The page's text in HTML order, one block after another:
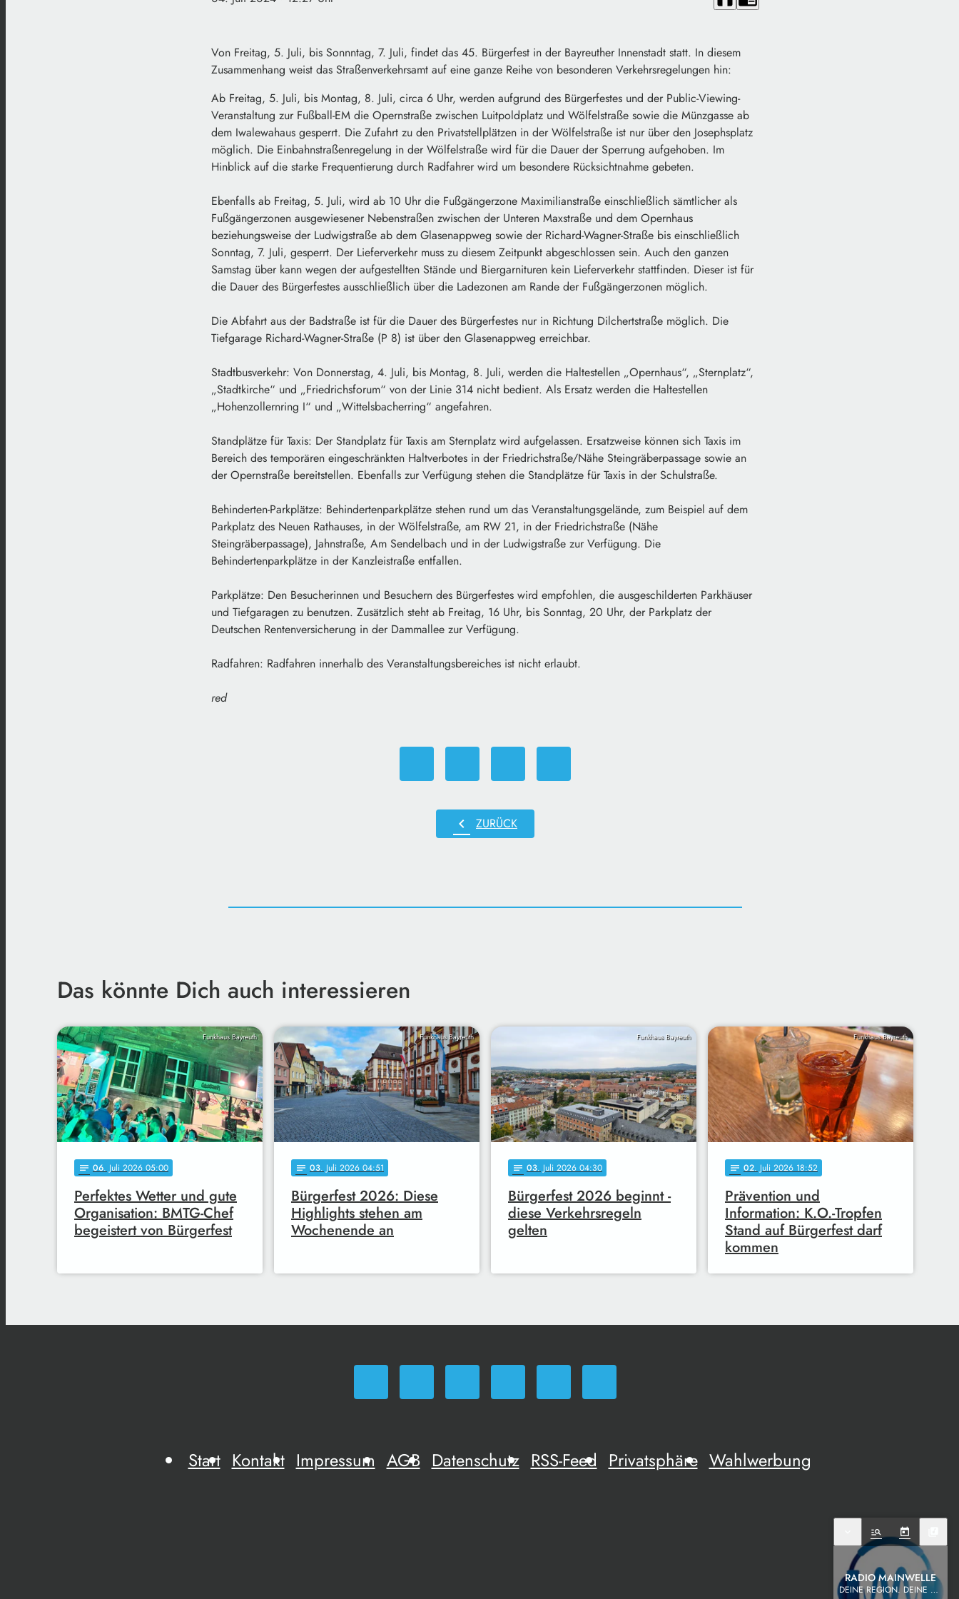
Von Freitag, 5. Juli, bis Sonnntag, 7. Juli, findet das 45. Bürgerfest in der Bayreuther Innenstadt statt. In diesem
Zusammenhang weist das Straßenverkehrsamt auf eine ganze Reihe von besonderen Verkehrsregelungen hin:
Ab Freitag, 5. Juli, bis Montag, 8. Juli, circa 6 Uhr, werden aufgrund des Bürgerfestes und der Public-Viewing-
Veranstaltung zur Fußball-EM die Opernstraße zwischen Luitpoldplatz und Wölfelstraße sowie die Münzgasse ab
dem Iwalewahaus gesperrt. Die Zufahrt zu den Privatstellplätzen in der Wölfelstraße ist nur über den Josephsplatz
möglich. Die Einbahnstraßenregelung in der Wölfelstraße wird für die Dauer der Sperrung aufgehoben. Im
Hinblick auf die starke Frequentierung durch Radfahrer wird um besondere Rücksichtnahme gebeten.
Ebenfalls ab Freitag, 5. Juli, wird ab 10 Uhr die Fußgängerzone Maximilianstraße einschließlich sämtlicher als
Fußgängerzonen ausgewiesener Nebenstraßen zwischen der Unteren Maxstraße und dem Opernhaus
beziehungsweise der Ludwigstraße ab dem Glasenappweg sowie der Richard-Wagner-Straße bis einschließlich
Sonntag, 7. Juli, gesperrt. Der Lieferverkehr muss zu diesem Zeitpunkt abgeschlossen sein. Auch den ganzen
Samstag über kann wegen der aufgestellten Stände und Biergarnituren kein Lieferverkehr stattfinden. Dieser ist für
die Dauer des Bürgerfestes ausschließlich über die Ladezonen am Rande der Fußgängerzonen möglich.
Die Abfahrt aus der Badstraße ist für die Dauer des Bürgerfestes nur in Richtung Dilchertstraße möglich. Die
Tiefgarage Richard-Wagner-Straße (P 8) ist über den Glasenappweg erreichbar.
Stadtbusverkehr: Von Donnerstag, 4. Juli, bis Montag, 8. Juli, werden die Haltestellen „Opernhaus“, „Sternplatz“,
„Stadtkirche“ und „Friedrichsforum“ von der Linie 314 nicht bedient. Als Ersatz werden die Haltestellen
„Hohenzollernring I“ und „Wittelsbacherring“ angefahren.
Standplätze für Taxis: Der Standplatz für Taxis am Sternplatz wird aufgelassen. Ersatzweise können sich Taxis im
Bereich des temporären eingeschränkten Haltverbotes in der Friedrichstraße/Nähe Steingräberpassage sowie an
der Opernstraße bereitstellen. Ebenfalls zur Verfügung stehen die Standplätze für Taxis in der Schulstraße.
Behinderten-Parkplätze: Behindertenparkplätze stehen rund um das Veranstaltungsgelände, zum Beispiel auf dem
Parkplatz des Neuen Rathauses, in der Wölfelstraße, am RW 21, in der Friedrichstraße (Nähe
Steingräberpassage), Jahnstraße, Am Sendelbach und in der Ludwigstraße zur Verfügung. Die
Behindertenparkplätze in der Kanzleistraße entfallen.
Parkplätze: Den Besucherinnen und Besuchern des Bürgerfestes wird empfohlen, die ausgeschilderten Parkhäuser
und Tiefgaragen zu benutzen. Zusätzlich steht ab Freitag, 16 Uhr, bis Sonntag, 20 Uhr, der Parkplatz der
Deutschen Rentenversicherung in der Dammallee zur Verfügung.
Radfahren: Radfahren innerhalb des Veranstaltungsbereiches ist nicht erlaubt.
red
chevron_left ZURÜCK
Das könnte Dich auch interessieren
Funkhaus Bayreuth
notes 06. Juli 2026 05:00
Perfektes Wetter und gute
Organisation: BMTG-Chef
begeistert von Bürgerfest
Funkhaus Bayreuth
notes 03. Juli 2026 04:51
Bürgerfest 2026: Diese
Highlights stehen am
Wochenende an
Funkhaus Bayreuth
notes 03. Juli 2026 04:30
Bürgerfest 2026 beginnt -
diese Verkehrsregeln
gelten
Funkhaus Bayreuth
notes 02. Juli 2026 18:52
Prävention und
Information: K.O.-Tropfen
Stand auf Bürgerfest darf
kommen
Start Kontakt Impressum AGB Datenschutz RSS-Feed Privatsphäre Wahlwerbung
manage_search today
RADIO MAINWELLE
DEINE REGION. DEINE MUSIK.